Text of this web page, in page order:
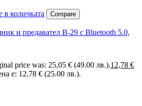
в количката Compare
и предавател B-29 с Bluetooth 5.0,
price was: 25,05 € (49.00 лв.).12,78 €
е: 12,78 € (25.00 лв.).